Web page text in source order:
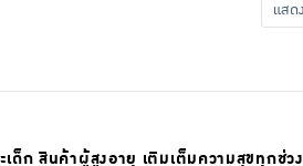
แสดง
เด็ก สินค้าผู้สูงอายุ เติมเต็มความสุขทุกช่ว